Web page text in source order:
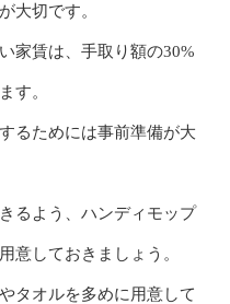
大切です。
家賃は、手取り額の30%
す。
るためには事前準備が大
るよう、ハンディモップ
意しておきましょう。
タオルを多めに用意して